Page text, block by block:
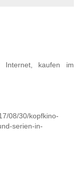
kaufen im
08/30/kopfkino-
serien-in-